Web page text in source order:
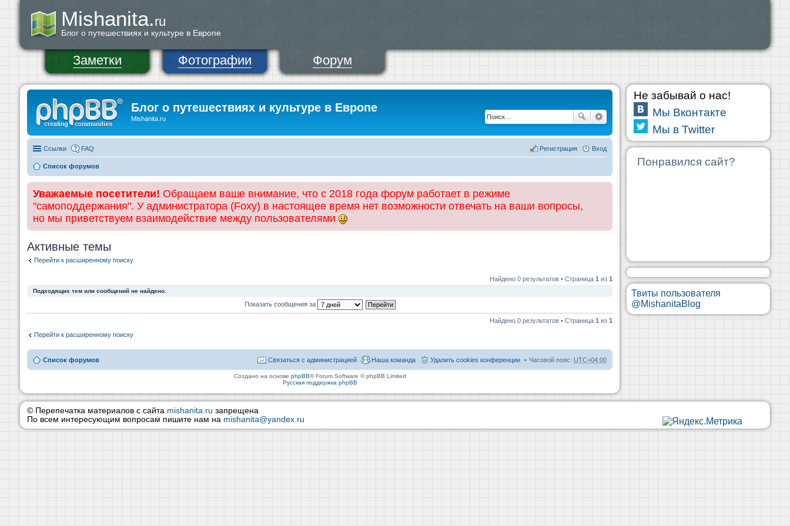
Mishanita.ru
Блог о путешествиях и культуре в Европе
Заметки Фотографии Форум
Блог о путешествиях и культуре в Европе
Mishanita.ru
Ссылки FAQ Вход
Регистрация
Список форумов
Уважаемые посетители! Обращаем ваше внимание, что с 2018 года форум работает в режиме
"самоподдержания". У администратора (Foxy) в настоящее время нет возможности отвечать на ваши вопросы,
но мы приветствуем взаимодействие между пользователями
Активные темы
Перейти к расширенному поиску
Найдено 0 результатов • Страница 1 из 1
Подходящих тем или сообщений не найдено.
Показать сообщения за
Найдено 0 результатов • Страница 1 из 1
Перейти к расширенному поиску
Список форумов Часовой пояс: UTC+04:00
Удалить cookies конференции
Наша команда
Связаться с администрацией
Создано на основе phpBB® Forum Software © phpBB Limited
Русская поддержка phpBB
Не забывай о нас!
Мы Вконтакте
Мы в Twitter
Понравился сайт?
Твиты пользователя
@MishanitaBlog
© Перепечатка материалов с сайта mishanita.ru запрещена
По всем интересующим вопросам пишите нам на mishanita@yandex.ru